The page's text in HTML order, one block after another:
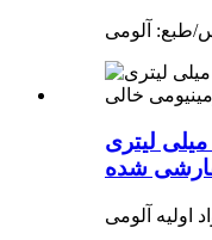
چاپ رنگی قوطی فلزی 330 میلی لیتری